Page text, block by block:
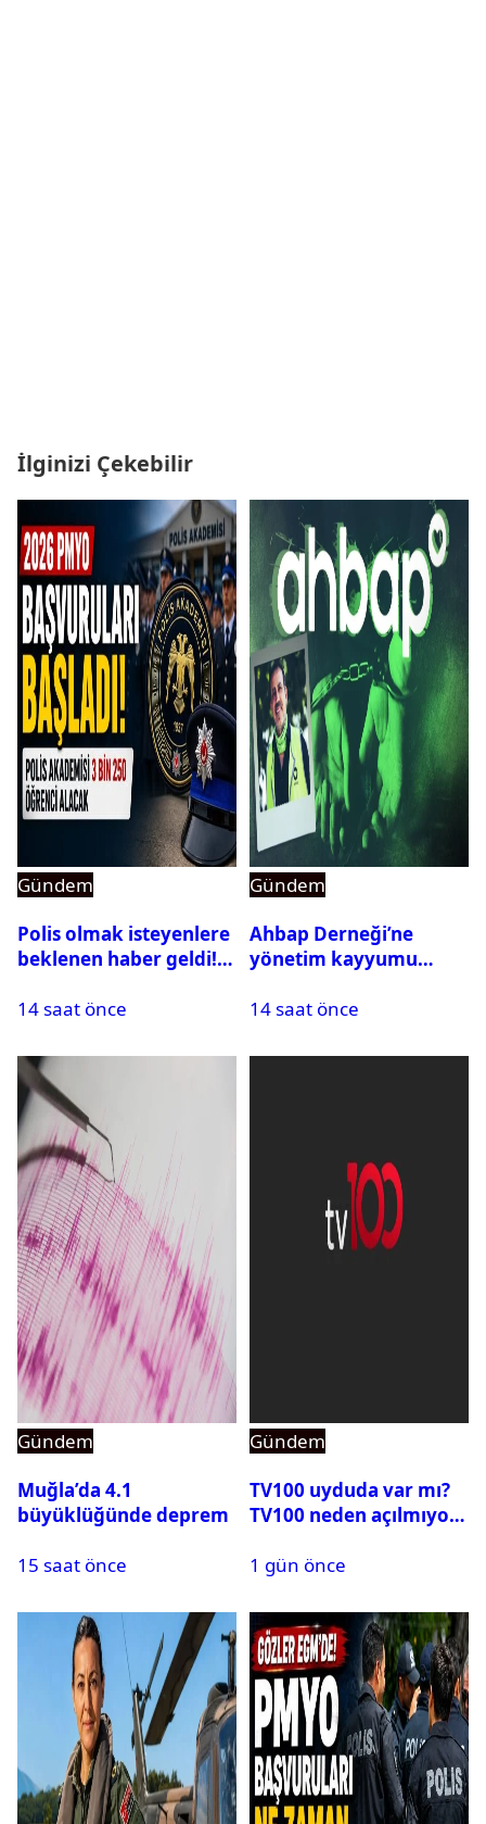
İlginizi Çekebilir
Gündem
Polis olmak isteyenlere
beklenen haber geldi!
14 saat önce
Gündem
Ahbap Derneği’ne
yönetim kayyumu
açıldı
14 saat önce
Gündem
Muğla’da 4.1
büyüklüğünde deprem
15 saat önce
Gündem
TV100 uyduda var mı?
TV100 neden açılmıyor?
1 gün önce